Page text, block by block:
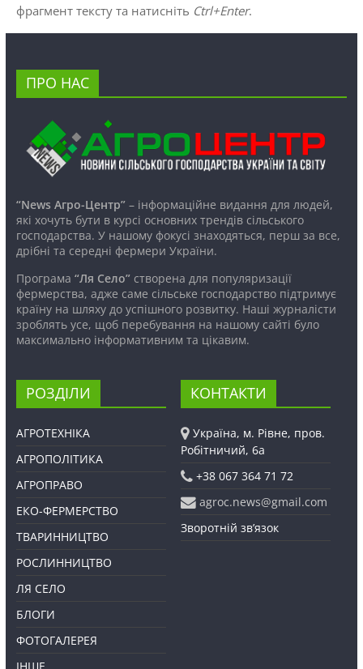
фрагмент тексту та натисніть Ctrl+Enter.
ПРО НАС
“News Агро-Центр”– інформаційне видання для людей,
які хочуть бути в курсі основних трендів сільського
господарства. У нашому фокусі знаходяться, перш за все,
дрібні та середні фермери України.
Програма “Ля Село”створена для популяризації
фермерства, адже саме сільське господарство підтримує
країну на шляху до успішного розвитку. Наші журналісти
зроблять усе, щоб перебування на нашому сайті було
максимально інформативним та цікавим.
РОЗДІЛИ
АГРОТЕХНІКА
АГРОПОЛІТИКА
АГРОПРАВО
ЕКО-ФЕРМЕРСТВО
ТВАРИННИЦТВО
РОСЛИННИЦТВО
ЛЯ СЕЛО
БЛОГИ
ФОТОГАЛЕРЕЯ
КОНТАКТИ
Україна, м. Рівне, пров.
Робітничий, 6а
+38 067 364 71 72
agroc.news@gmail.com
Зворотній зв’язок